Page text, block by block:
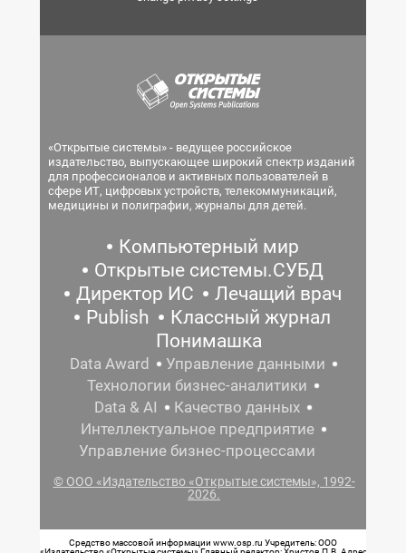
«Открытые системы» - ведущее российское
издательство, выпускающее широкий спектр изданий
для профессионалов и активных пользователей в
сфере ИТ, цифровых устройств, телекоммуникаций,
медицины и полиграфии, журналы для детей.
Компьютерный мир
Открытые системы.СУБД
Директор ИС
Лечащий врач
Publish
Классный журнал
Понимашка
Data Award
Управление данными
Технологии бизнес-аналитики
Data & AI
Качество данных
Интеллектуальное предприятие
Управление бизнес-процессами
© ООО «Издательство «Открытые системы», 1992-
2026.
Средство массовой информации www.osp.ru Учредитель: ООО